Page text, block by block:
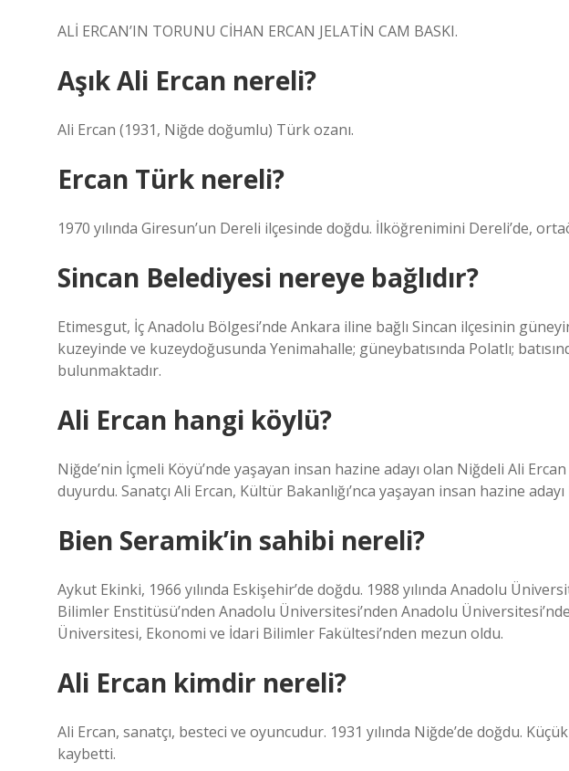
ALİ ERCAN’IN TORUNU CİHAN ERCAN JELATİN CAM BASKI.
Aşık Ali Ercan nereli?
Ali Ercan (1931, Niğde doğumlu) Türk ozanı.
Ercan Türk nereli?
1970 yılında Giresun’un Dereli ilçesinde doğdu. İlköğrenimini Dereli’de,
Sincan Belediyesi nereye bağlıdır?
Etimesgut, İç Anadolu Bölgesi’nde Ankara iline bağlı Sincan ilçesinin
kuzeyinde ve kuzeydoğusunda Yenimahalle; güneybatısında Polatlı;
bulunmaktadır.
Ali Ercan hangi köylü?
Niğde’nin İçmeli Köyü’nde yaşayan insan hazine adayı olan Niğdeli Ali
duyurdu. Sanatçı Ali Ercan, Kültür Bakanlığı’nca yaşayan insan hazine adayı
Bien Seramik’in sahibi nereli?
Aykut Ekinki, 1966 yılında Eskişehir’de doğdu. 1988 yılında Anadolu
Bilimler Enstitüsü’nden Anadolu Üniversitesi’nden Anadolu
Üniversitesi, Ekonomi ve İdari Bilimler Fakültesi’nden mezun oldu.
Ali Ercan kimdir nereli?
Ali Ercan, sanatçı, besteci ve oyuncudur. 1931 yılında Niğde’de doğdu.
kaybetti.